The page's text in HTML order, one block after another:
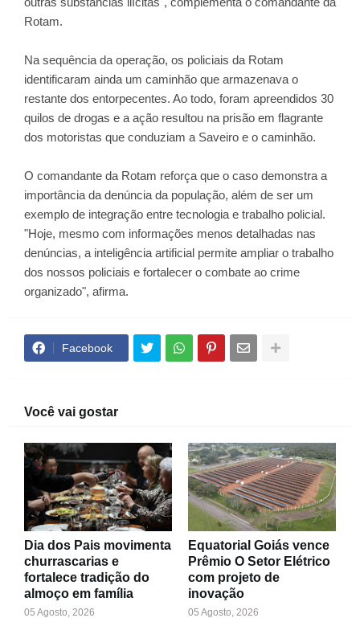
Rotam.
Na sequência da operação, os policiais da Rotam
identificaram ainda um caminhão que armazenava o
restante dos entorpecentes. Ao todo, foram apreendidos 30
quilos de drogas e a ação resultou na prisão em flagrante
dos motoristas que conduziam a Saveiro e o caminhão.
O comandante da Rotam reforça que o caso demonstra a
importância da denúncia da população, além de ser um
exemplo de integração entre tecnologia e trabalho policial.
"Hoje, mesmo com informações menos detalhadas nas
denúncias, a inteligência artificial permite ampliar o trabalho
dos nossos policiais e fortalecer o combate ao crime
organizado", afirma.
Facebook
Você vai gostar
Dia dos Pais movimenta
churrascarias e
fortalece tradição do
almoço em família
05 Agosto, 2026
Equatorial Goiás vence
Prêmio O Setor Elétrico
com projeto de
inovação
05 Agosto, 2026